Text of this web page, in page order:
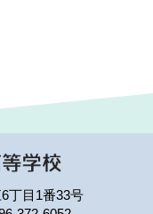
丁目1番33号